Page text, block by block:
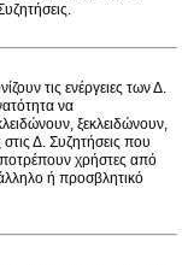
τις ενέργειες των Δ.
να
ξεκλειδώνουν,
Δ. Συζητήσεις που
χρήστες από
ή προσβλητικό